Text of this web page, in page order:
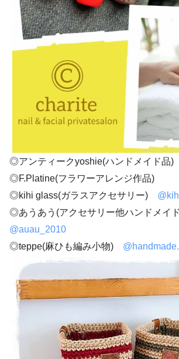
◎アンティークyoshie(ハンドメイド品)
◎F.Platine(フラワーアレンジ作品)
◎kihi glass(ガラスアクセサリー)
◎あうあう(アクセサリー他ハンドメイ
@auau_2010
◎teppe(麻ひも編み小物)